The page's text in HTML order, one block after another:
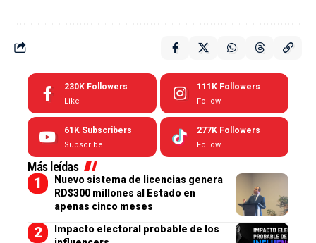
230K Followers
Like
111K Followers
Follow
61K Subscribers
Subscribe
277K Followers
Follow
Más leídas
Nuevo sistema de licencias genera
RD$300 millones al Estado en
apenas cinco meses
Impacto electoral probable de los